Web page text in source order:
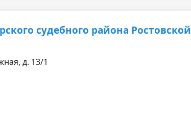
судебного района Ростовской
д. 13/1